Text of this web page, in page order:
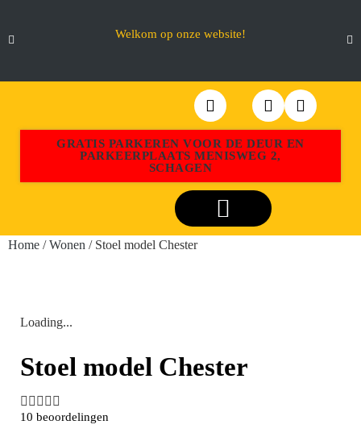
Welkom op onze website!
GRATIS PARKEREN VOOR DE DEUR EN
PARKEERPLAATS MENISWEG 2,
SCHAGEN
Home /Wonen / Stoel model Chester
Loading...
Stoel model Chester
    
10 beoordelingen